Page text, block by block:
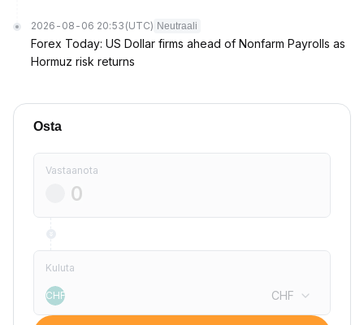
2026-08-06 20:53 (UTC) Neutraali
Forex Today: US Dollar firms ahead of Nonfarm Payrolls as
Hormuz risk returns
Osta
Vastaanota
Kuluta
CHF CHF